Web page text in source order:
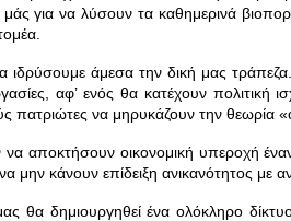
για να λύσουν τα καθημερινά
ιδρύσουμε άμεσα την δική μας
αφ’ ενός θα κατέχουν πολιτική
πατριώτες να μηρυκάζουν την θεωρία
αποκτήσουν οικονομική υπεροχή
μην κάνουν επίδειξη ανικανότητος με
θα δημιουργηθεί ένα ολόκληρο